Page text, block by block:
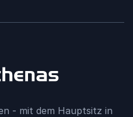
- mit dem Hauptsitz in